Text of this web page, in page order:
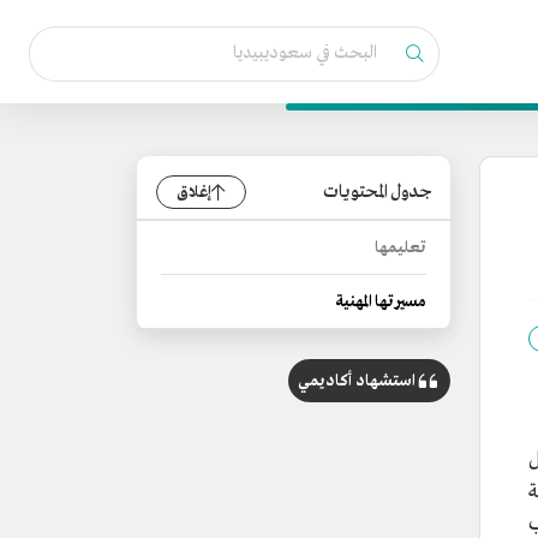
جدول المحتويات إغلاق
تعليمها
مسيرتها المهنية
استشهاد أكاديمي